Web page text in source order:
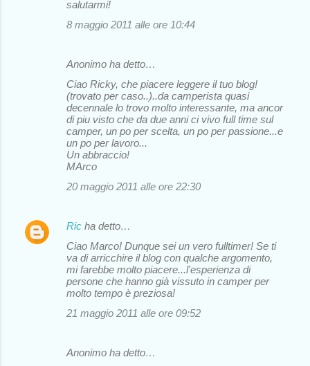
salutarmi!
8 maggio 2011 alle ore 10:44
Anonimo ha detto…
Ciao Ricky, che piacere leggere il tuo blog!
(trovato per caso..)..da camperista quasi
decennale lo trovo molto interessante, ma ancor
di piu visto che da due anni ci vivo full time sul
camper, un po per scelta, un po per passione...e
un po per lavoro...
Un abbraccio!
MArco
20 maggio 2011 alle ore 22:30
Ric ha detto…
Ciao Marco! Dunque sei un vero fulltimer! Se ti
va di arricchire il blog con qualche argomento,
mi farebbe molto piacere...l'esperienza di
persone che hanno già vissuto in camper per
molto tempo è preziosa!
21 maggio 2011 alle ore 09:52
Anonimo ha detto…